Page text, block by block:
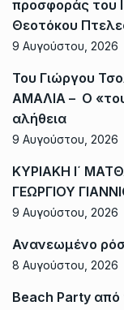
προσφοράς του
Θεοτόκου
9 Αυγούστου, 2026
Του Γιώργου
ΑΜΑΛΙΑ – Ο
αλήθεια
9 Αυγούστου, 2026
ΚΥΡΙΑΚΗ Ι΄
ΓΕΩΡΓΙΟΥ
9 Αυγούστου, 2026
Ανανεωμένο
8 Αυγούστου, 2026
Beach Party